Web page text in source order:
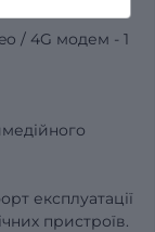
/ 4G модем - 1
експлуатації
пристроїв.